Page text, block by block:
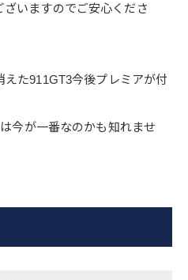
いますのでご安心くださ
た911GT3今後プレミアが付
今が一番なのかも知れませ